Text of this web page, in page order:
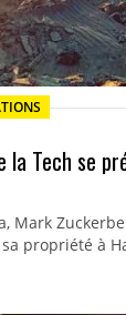
la Tech se
Mark
propriété à